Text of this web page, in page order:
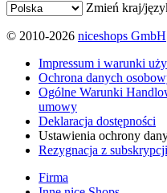
Zmień kraj/
© 2010-2026 niceshops GmbH
Impressum i warunki
Ochrona danych
Ogólne Warunki
umowy
Deklaracja dostępności
Ustawienia ochrony
Rezygnacja z subskrypcji
Firma